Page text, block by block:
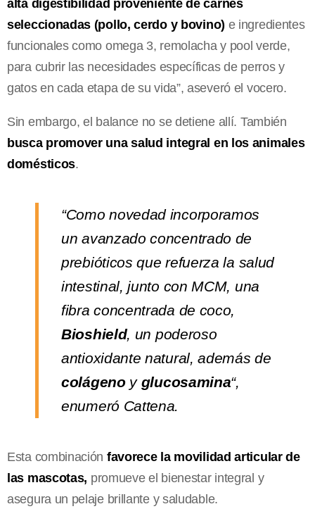
alta digestibilidad proveniente de carnes
seleccionadas (pollo, cerdo y bovino) e ingredientes
funcionales como omega 3, remolacha y pool verde,
para cubrir las necesidades específicas de perros y
gatos en cada etapa de su vida”, aseveró el vocero.
Sin embargo, el balance no se detiene allí. También
busca promover una salud integral en los animales
domésticos.
“Como novedad incorporamos
un avanzado concentrado de
prebióticos que refuerza la salud
intestinal, junto con MCM, una
fibra concentrada de coco,
Bioshield, un poderoso
antioxidante natural, además de
colágenoy glucosamina“,
enumeró Cattena.
Esta combinación favorece la movilidad articular de
las mascotas, promueve el bienestar integral y
asegura un pelaje brillante y saludable.